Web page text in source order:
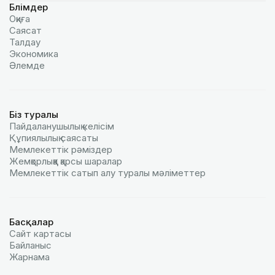
Бөлімдер
Оқиға
Саясат
Талдау
Экономика
Әлемде
Біз туралы
Пайдаланушылық келiciм
Құпиялылық саясаты
Мемлекеттік рәміздер
Жемқорлыққа қарсы шаралар
Мемлекеттік сатып алу туралы мәлiметтер
Басқалар
Сайт картасы
Байланыс
Жарнама